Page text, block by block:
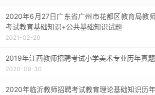
2020年6月27日广东省广州市花都区教育局教
考试教育基础知识+公共基础知识试题
2021-02-20
2019年江西教师招聘考试小学美术专业历年真
2020-09-30
2020年临沂教师招聘考试教育理论基础知识历